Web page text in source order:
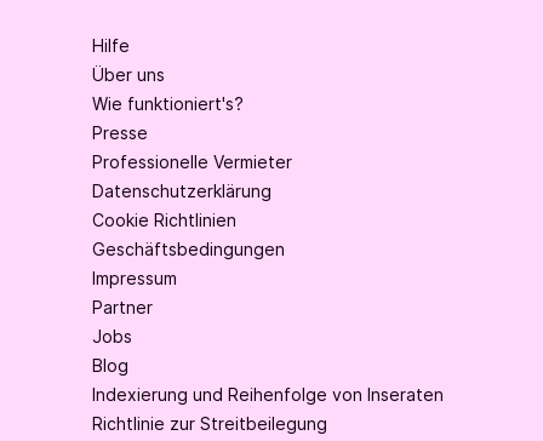
Hilfe
Über uns
Wie funktioniert's?
Presse
Professionelle Vermieter
Datenschutzerklärung
Cookie Richtlinien
Geschäftsbedingungen
Impressum
Partner
Jobs
Blog
Indexierung und Reihenfolge von Inseraten
Richtlinie zur Streitbeilegung